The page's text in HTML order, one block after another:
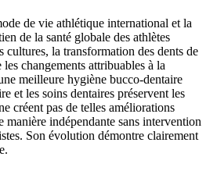
de vie athlétique international et la
de la santé globale des athlètes
cultures, la transformation des dents de
changements attribuables à la
meilleure hygiène bucco-dentaire
et les soins dentaires préservent les
créent pas de telles améliorations
manière indépendante sans intervention
Son évolution démontre clairement